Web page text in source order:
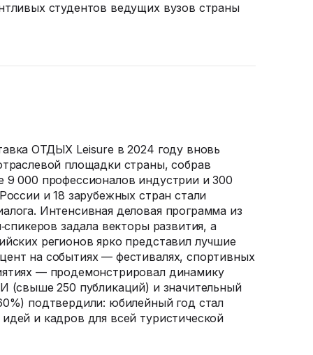
студентов ведущих вузов страны
ОТДЫХ Leisure в 2024 году вновь
площадки страны, собрав
000 профессионалов индустрии и 300
и 18 зарубежных стран стали
Интенсивная деловая программа из
задала векторы развития, а
регионов ярко представил лучшие
на событиях — фестивалях, спортивных
— продемонстрировал динамику
(свыше 250 публикаций) и значительный
подтвердили: юбилейный год стал
и кадров для всей туристической